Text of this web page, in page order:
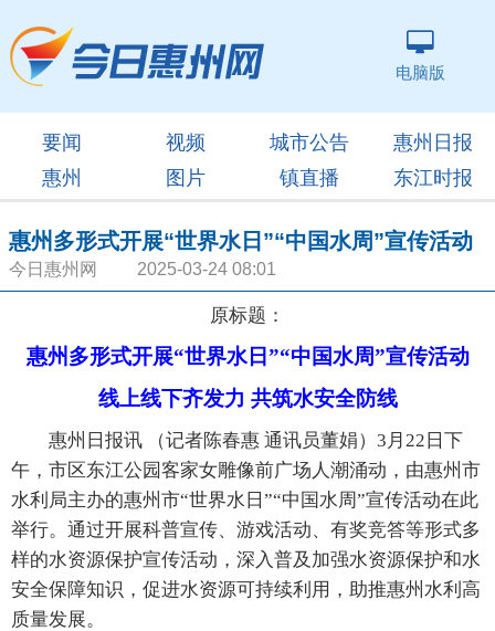
电脑版
要闻 视频 城市公告
惠州日报
惠州
图片 镇直播 东江时报
惠州多形式开展“世界水日”“中国水周”宣传活动
今日惠州网 2025-03-24 08:01
原标题：
惠州多形式开展“世界水日”“中国水周”宣传活动
线上线下齐发力 共筑水安全防线
惠州日报讯 （记者陈春惠 通讯员董娟）3月22日下
午，市区东江公园客家女雕像前广场人潮涌动，由惠州市
水利局主办的惠州市“世界水日”“中国水周”宣传活动在此
举行。通过开展科普宣传、游戏活动、有奖竞答等形式多
样的水资源保护宣传活动，深入普及加强水资源保护和水
安全保障知识，促进水资源可持续利用，助推惠州水利高
质量发展。